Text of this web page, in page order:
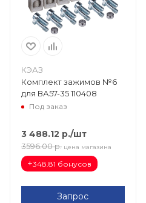
КЭАЗ
Комплект зажимов №6
для ВА57-35 110408
Под заказ
3 488.12 р./шт
3596.00 р. цена магазина
+348.81 бонусов
Запрос